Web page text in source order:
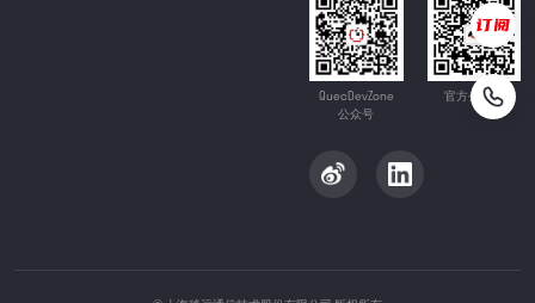
QuecDevZone
公众号
官方公众号